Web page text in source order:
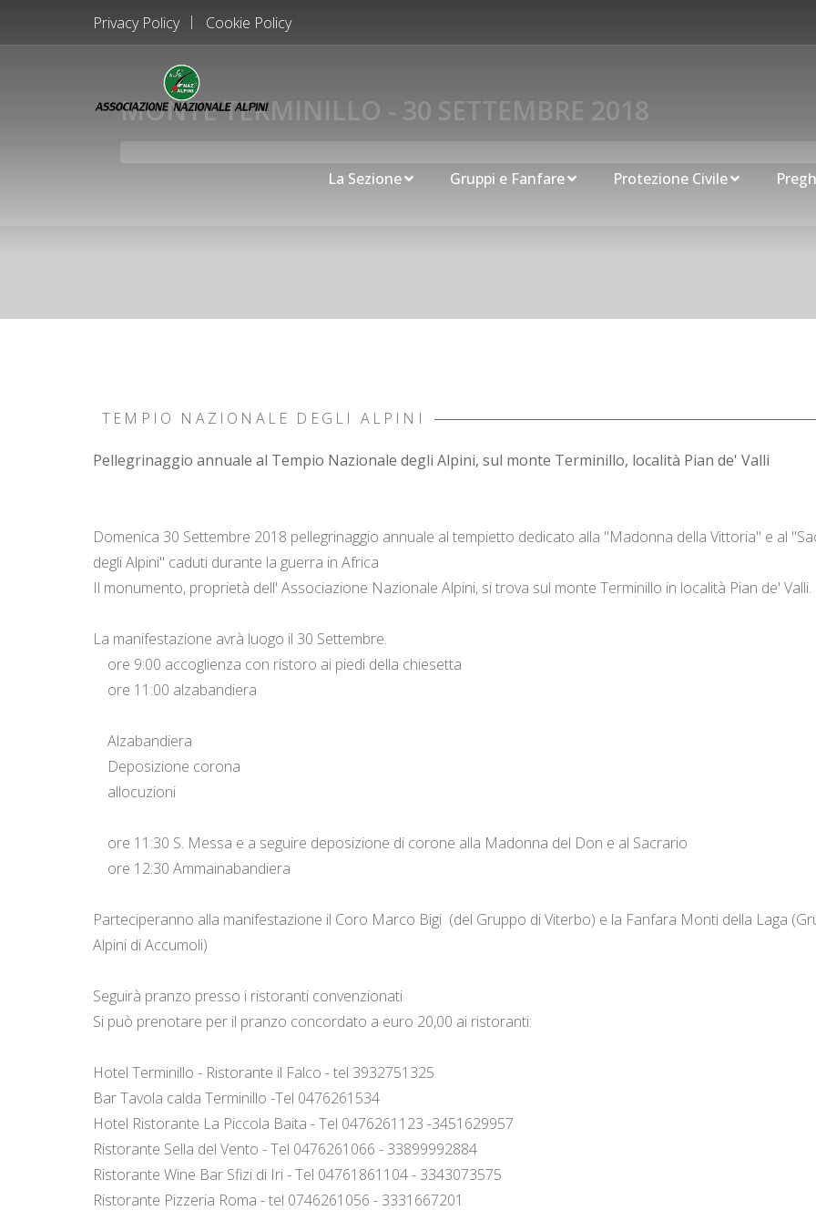
Privacy Policy Cookie Policy
La Sezione Gruppi e Fanfare Protezione Civile
MONTE TERMINILLO - 30 SETTEMBRE 2018
TEMPIO NAZIONALE DEGLI ALPINI
Pellegrinaggio annuale al Tempio Nazionale degli Alpini, sul monte Terminillo, località Pian de' Valli
Domenica 30 Settembre 2018 pellegrinaggio annuale al tempietto dedicato alla "Madonna della Vittoria" e al
degli Alpini" caduti durante la guerra in Africa
Il monumento, proprietà dell' Associazione Nazionale Alpini, si trova sul monte Terminillo in località Pian de' Valli.
La manifestazione avrà luogo il 30 Settembre.
ore 9:00 accoglienza con ristoro ai piedi della chiesetta
ore 11:00 alzabandiera
Alzabandiera
Deposizione corona
allocuzioni
ore 11:30 S. Messa e a seguire deposizione di corone alla Madonna del Don e al Sacrario
ore 12:30 Ammainabandiera
Parteciperanno alla manifestazione il Coro Marco Bigi (del Gruppo di Viterbo) e la Fanfara Monti della Laga
Alpini di Accumoli)
Seguirà pranzo presso i ristoranti convenzionati
Si può prenotare per il pranzo concordato a euro 20,00 ai ristoranti:
Hotel Terminillo - Ristorante il Falco - tel 3932751325
Bar Tavola calda Terminillo -Tel 0476261534
Hotel Ristorante La Piccola Baita - Tel 0476261123 -3451629957
Ristorante Sella del Vento - Tel 0476261066 - 33899992884
Ristorante Wine Bar Sfizi di Iri - Tel 04761861104 - 3343073575
Ristorante Pizzeria Roma - tel 0746261056 - 3331667201